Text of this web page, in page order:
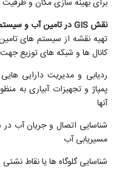
برای بهینه سازی مکان و ظرفیت
نقش GIS در تامین آب و سیستم های آبیاری
تهیه نقشه از سیستم های
کانال ها و شبکه های توزیع
ردیابی و مدیریت دارایی
پمپاژ و تجهیزات آبیاری به
آنها
شناسایی اتصال و جریان آب در
مسیریابی آب
شناسایی گلوگاه ها یا نقاط